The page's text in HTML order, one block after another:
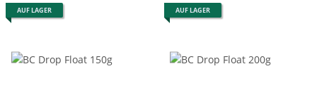
AUF LAGER AUF LAGER